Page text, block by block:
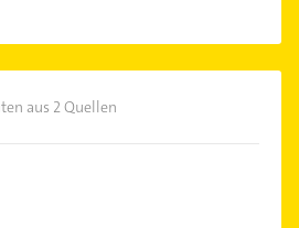
aus 2 Quellen